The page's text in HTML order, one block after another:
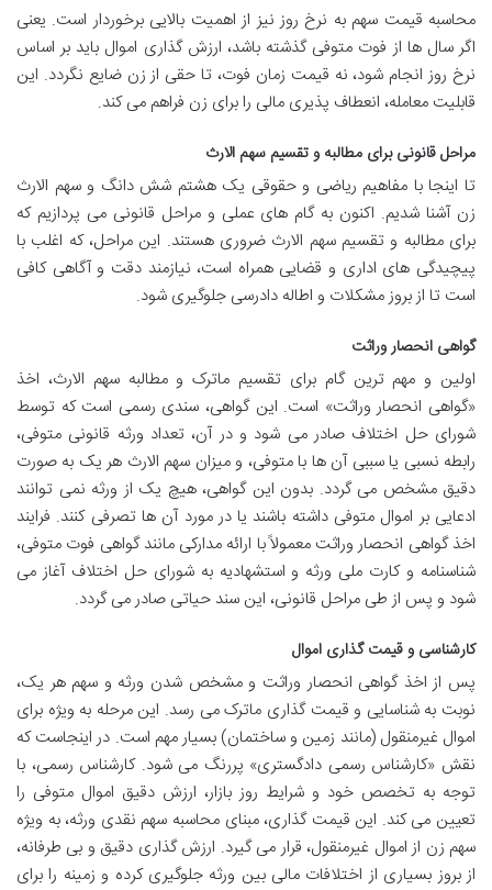
محاسبه قیمت سهم به نرخ روز نیز از اهمیت بالایی برخوردار است. یعنی
اگر سال ها از فوت متوفی گذشته باشد، ارزش گذاری اموال باید بر اساس
نرخ روز انجام شود، نه قیمت زمان فوت، تا حقی از زن ضایع نگردد. این
قابلیت معامله، انعطاف پذیری مالی را برای زن فراهم می کند.
مراحل قانونی برای مطالبه و تقسیم سهم الارث
تا اینجا با مفاهیم ریاضی و حقوقی یک هشتم شش دانگ و سهم الارث
زن آشنا شدیم. اکنون به گام های عملی و مراحل قانونی می پردازیم که
برای مطالبه و تقسیم سهم الارث ضروری هستند. این مراحل، که اغلب با
پیچیدگی های اداری و قضایی همراه است، نیازمند دقت و آگاهی کافی
است تا از بروز مشکلات و اطاله دادرسی جلوگیری شود.
گواهی انحصار وراثت
اولین و مهم ترین گام برای تقسیم ماترک و مطالبه سهم الارث، اخذ
«گواهی انحصار وراثت» است. این گواهی، سندی رسمی است که توسط
شورای حل اختلاف صادر می شود و در آن، تعداد ورثه قانونی متوفی،
رابطه نسبی یا سببی آن ها با متوفی، و میزان سهم الارث هر یک به صورت
دقیق مشخص می گردد. بدون این گواهی، هیچ یک از ورثه نمی توانند
ادعایی بر اموال متوفی داشته باشند یا در مورد آن ها تصرفی کنند. فرایند
اخذ گواهی انحصار وراثت معمولاً با ارائه مدارکی مانند گواهی فوت متوفی،
شناسنامه و کارت ملی ورثه و استشهادیه به شورای حل اختلاف آغاز می
شود و پس از طی مراحل قانونی، این سند حیاتی صادر می گردد.
کارشناسی و قیمت گذاری اموال
پس از اخذ گواهی انحصار وراثت و مشخص شدن ورثه و سهم هر یک،
نوبت به شناسایی و قیمت گذاری ماترک می رسد. این مرحله به ویژه برای
اموال غیرمنقول (مانند زمین و ساختمان) بسیار مهم است. در اینجاست که
نقش «کارشناس رسمی دادگستری» پررنگ می شود. کارشناس رسمی، با
توجه به تخصص خود و شرایط روز بازار، ارزش دقیق اموال متوفی را
تعیین می کند. این قیمت گذاری، مبنای محاسبه سهم نقدی ورثه، به ویژه
سهم زن از اموال غیرمنقول، قرار می گیرد. ارزش گذاری دقیق و بی طرفانه،
از بروز بسیاری از اختلافات مالی بین ورثه جلوگیری کرده و زمینه را برای